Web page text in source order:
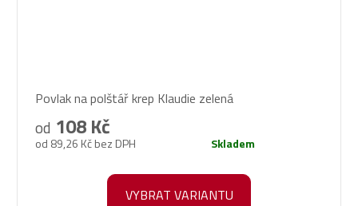
Povlak na polštář krep Klaudie zelená
od 89,26 Kč bez DPH
od 108 Kč
Skladem
VYBRAT VARIANTU